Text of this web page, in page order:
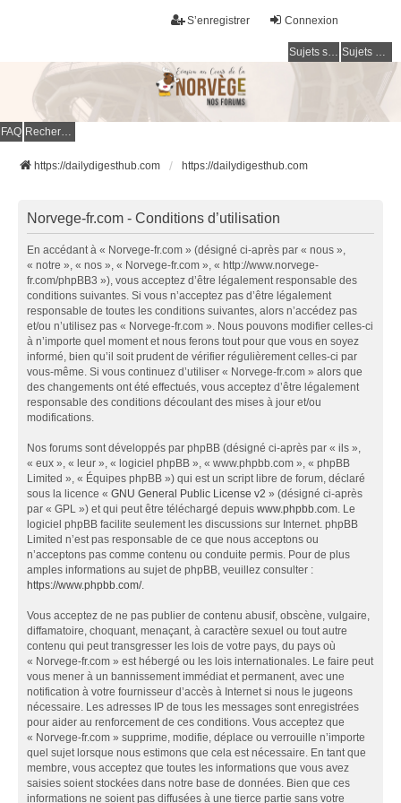
Connexion
S’enregistrer
Sujets sans réponse Sujets actifs
FAQ Rechercher
https://dailydigesthub.com https://dailydigesthub.com
Norvege-fr.com - Conditions d’utilisation
En accédant à « Norvege-fr.com » (désigné ci-après par « nous »,
« notre », « nos », « Norvege-fr.com », « http://www.norvege-
fr.com/phpBB3 »), vous acceptez d’être légalement responsable des
conditions suivantes. Si vous n’acceptez pas d’être légalement
responsable de toutes les conditions suivantes, alors n’accédez pas
et/ou n’utilisez pas « Norvege-fr.com ». Nous pouvons modifier celles-ci
à n’importe quel moment et nous ferons tout pour que vous en soyez
informé, bien qu’il soit prudent de vérifier régulièrement celles-ci par
vous-même. Si vous continuez d’utiliser « Norvege-fr.com » alors que
des changements ont été effectués, vous acceptez d’être légalement
responsable des conditions découlant des mises à jour et/ou
modifications.
Nos forums sont développés par phpBB (désigné ci-après par « ils »,
« eux », « leur », « logiciel phpBB », « www.phpbb.com », « phpBB
Limited », « Équipes phpBB ») qui est un script libre de forum, déclaré
sous la licence « GNU General Public License v2 » (désigné ci-après
par « GPL ») et qui peut être téléchargé depuis www.phpbb.com. Le
logiciel phpBB facilite seulement les discussions sur Internet. phpBB
Limited n’est pas responsable de ce que nous acceptons ou
n’acceptons pas comme contenu ou conduite permis. Pour de plus
amples informations au sujet de phpBB, veuillez consulter :
https://www.phpbb.com/.
Vous acceptez de ne pas publier de contenu abusif, obscène, vulgaire,
diffamatoire, choquant, menaçant, à caractère sexuel ou tout autre
contenu qui peut transgresser les lois de votre pays, du pays où
« Norvege-fr.com » est hébergé ou les lois internationales. Le faire peut
vous mener à un bannissement immédiat et permanent, avec une
notification à votre fournisseur d’accès à Internet si nous le jugeons
nécessaire. Les adresses IP de tous les messages sont enregistrées
pour aider au renforcement de ces conditions. Vous acceptez que
« Norvege-fr.com » supprime, modifie, déplace ou verrouille n’importe
quel sujet lorsque nous estimons que cela est nécessaire. En tant que
membre, vous acceptez que toutes les informations que vous avez
saisies soient stockées dans notre base de données. Bien que ces
informations ne soient pas diffusées à une tierce partie sans votre